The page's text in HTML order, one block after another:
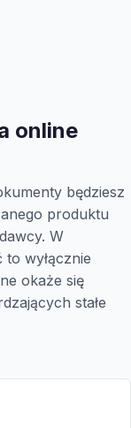
online
będziesz
produktu
W
wyłącznie
okaże się
stałe